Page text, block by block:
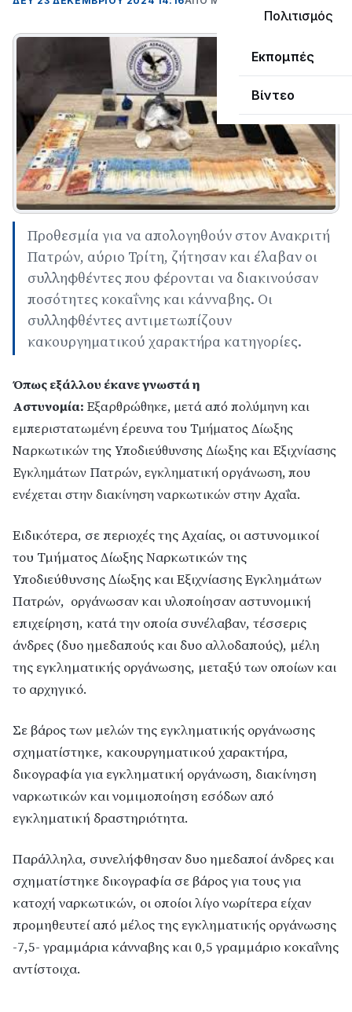
Πολιτισμός
Εκπομπές
Βίντεο
Προθεσμία για να απολογηθούν στον Ανακριτή
Πατρών, αύριο Τρίτη, ζήτησαν και έλαβαν οι
συλληφθέντες που φέρονται να διακινούσαν
ποσότητες κοκαΐνης και κάνναβης. Οι
συλληφθέντες αντιμετωπίζουν
κακουργηματικού χαρακτήρα κατηγορίες.
Όπως εξάλλου έκανε γνωστά η
Αστυνομία: Εξαρθρώθηκε, μετά από πολύμηνη και
εμπεριστατωμένη έρευνα του Τμήματος Δίωξης
Ναρκωτικών της Υποδιεύθυνσης Δίωξης και Εξιχνίασης
Εγκλημάτων Πατρών, εγκληματική οργάνωση, που
ενέχεται στην διακίνηση ναρκωτικών στην Αχαΐα.
Ειδικότερα, σε περιοχές της Αχαίας, οι αστυνομικοί
του Τμήματος Δίωξης Ναρκωτικών της
Υποδιεύθυνσης Δίωξης και Εξιχνίασης Εγκλημάτων
Πατρών, οργάνωσαν και υλοποίησαν αστυνομική
επιχείρηση, κατά την οποία συνέλαβαν, τέσσερις
άνδρες (δυο ημεδαπούς και δυο αλλοδαπούς), μέλη
της εγκληματικής οργάνωσης, μεταξύ των οποίων και
το αρχηγικό.
Σε βάρος των μελών της εγκληματικής οργάνωσης
σχηματίστηκε, κακουργηματικού χαρακτήρα,
δικογραφία για εγκληματική οργάνωση, διακίνηση
ναρκωτικών και νομιμοποίηση εσόδων από
εγκληματική δραστηριότητα.
Παράλληλα, συνελήφθησαν δυο ημεδαποί άνδρες και
σχηματίστηκε δικογραφία σε βάρος για τους για
κατοχή ναρκωτικών, οι οποίοι λίγο νωρίτερα είχαν
προμηθευτεί από μέλος της εγκληματικής οργάνωσης
-7,5- γραμμάρια κάνναβης και 0,5 γραμμάριο κοκαΐνης
αντίστοιχα.